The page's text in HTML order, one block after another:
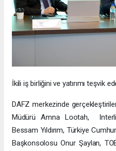
İkili iş birliğini ve yatırımı teşvik
DAFZ merkezinde
Müdürü Amna Lootah,
Bessam Yıldırım, Türkiye
Başkonsolosu Onur Şaylan,